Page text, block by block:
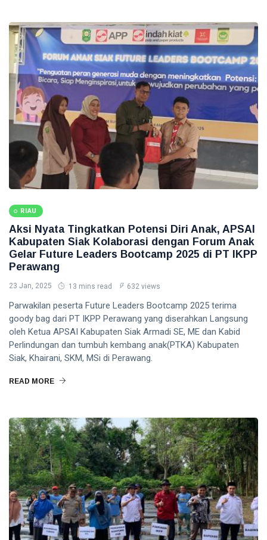
RIAU
Aksi Nyata Tingkatkan Potensi Diri Anak, APSAI
Kabupaten Siak Kolaborasi dengan Forum Anak
Gelar Future Leaders Bootcamp 2025 di PT IKPP
Perawang
23 Jan, 2025 13 mins read 632 views
Parwakilan peserta Future Leaders Bootcamp 2025 terima
goody bag dari PT IKPP Perawang yang diserahkan Langsung
oleh Ketua APSAI Kabupaten Siak Armadi SE, ME dan Kabid
Perlindungan dan tumbuh kembang anak(PTKA) Kabupaten
Siak, Khairani, SKM, MSi di Perawang.
READ MORE